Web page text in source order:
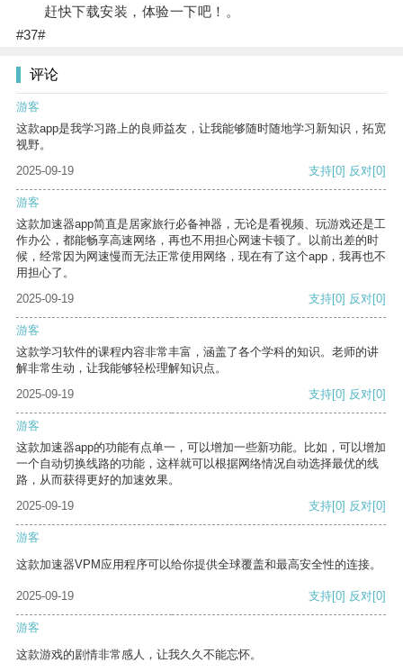
赶快下载安装，体验一下吧！。
#37#
评论
游客
这款app是我学习路上的良师益友，让我能够随时随地学习新知识，拓宽
视野。
2025-09-19
支持[0] 反对[0]
游客
这款加速器app简直是居家旅行必备神器，无论是看视频、玩游戏还是工
作办公，都能畅享高速网络，再也不用担心网速卡顿了。以前出差的时
候，经常因为网速慢而无法正常使用网络，现在有了这个app，我再也不
用担心了。
2025-09-19
支持[0] 反对[0]
游客
这款学习软件的课程内容非常丰富，涵盖了各个学科的知识。老师的讲
解非常生动，让我能够轻松理解知识点。
2025-09-19
支持[0] 反对[0]
游客
这款加速器app的功能有点单一，可以增加一些新功能。比如，可以增加
一个自动切换线路的功能，这样就可以根据网络情况自动选择最优的线
路，从而获得更好的加速效果。
2025-09-19
支持[0] 反对[0]
游客
这款加速器VPM应用程序可以给你提供全球覆盖和最高安全性的连接。
2025-09-19 支持[0] 反对[0]
游客
这款游戏的剧情非常感人，让我久久不能忘怀。